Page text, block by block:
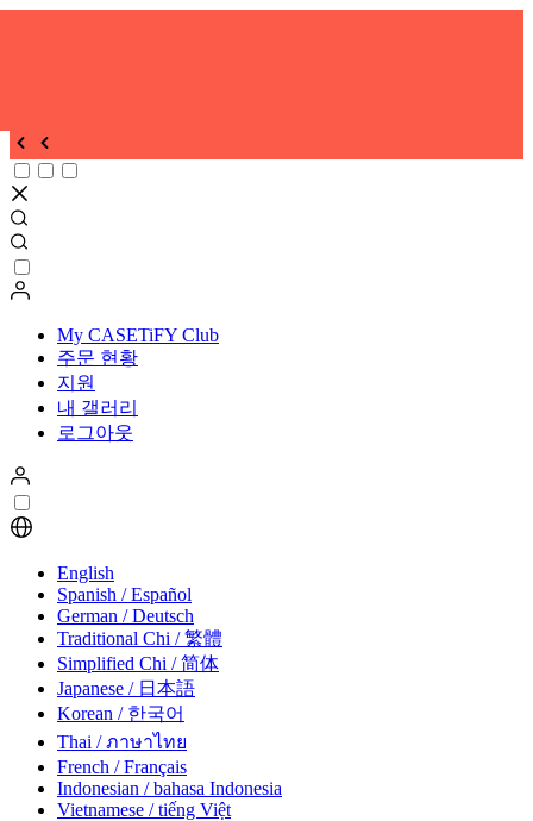
My CASETiFY Club
주문 현황
지원
내 갤러리
로그아웃
English
Spanish / Español
German / Deutsch
Traditional Chi / 繁體
Simplified Chi / 简体
Japanese / 日本語
Korean / 한국어
Thai / ภาษาไทย
French / Français
Indonesian / bahasa Indonesia
Vietnamese / tiếng Việt